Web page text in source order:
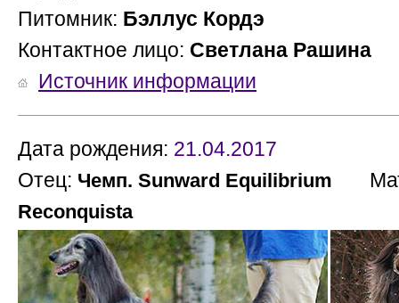
Питомник: Бэллус Кордэ
Контактное лицо: Светлана Рашина
Источник информации
Дата рождения: 21.04.2017
Отец: Чемп. Sunward Equilibrium
Reconquista